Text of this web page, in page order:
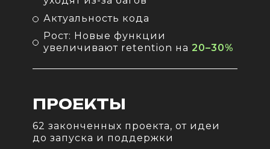
Рост: Новые функции
увеличивают retention на 20–30%
Актуальность кода
ПРОЕКТЫ
62 законченных проекта, от идеи
до запуска и поддержки